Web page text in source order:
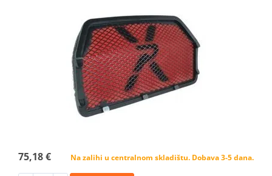
75,18 € Na zalihi u centralnom skladištu. Dobava 3-5 dana.